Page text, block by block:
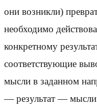
они возникли)
необходимо
конкретному
соответствующие
мысли в заданном
— результат —